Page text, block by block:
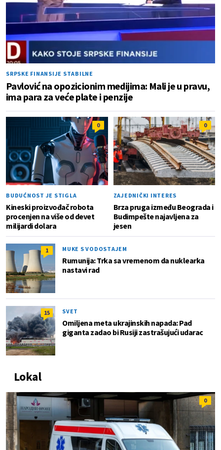
SRPSKE FINANSIJE STABILNE
Pavlović na opozicionim medijima: Mali je u pravu,
ima para za veće plate i penzije
0
BUDUĆNOST JE STIGLA
Kineski proizvođač robota
procenjen na više od devet
milijardi dolara
0
ZAJEDNIČKI INTERES
Brza pruga između Beograda i
Budimpešte najavljena za
jesen
1 MUKE S VODOSTAJEM
Rumunija: Trka sa vremenom da nuklearka
nastavi rad
15 SVET
Omiljena meta ukrajinskih napada: Pad
giganta zadao bi Rusiji zastrašujući udarac
Lokal
0